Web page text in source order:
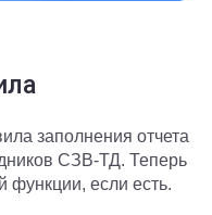
заполнения отчета
СЗВ-ТД. Теперь
функции, если есть.